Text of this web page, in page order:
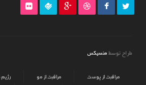
طراح توسط منسیکس
مراقبت از پوست مراقبت از مو